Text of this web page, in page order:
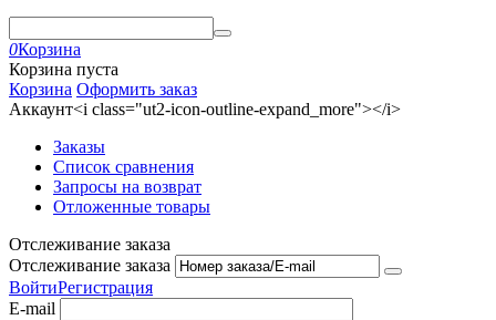
0Корзина
Корзина пуста
Корзина Оформить заказ
Аккаунт<i class="ut2-icon-outline-expand_more"></i>
Заказы
Список сравнения
Запросы на возврат
Отложенные товары
Отслеживание заказа
Отслеживание заказа
ВойтиРегистрация
E-mail